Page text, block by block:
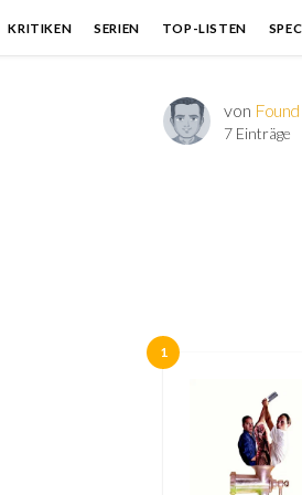
KRITIKEN SERIEN TOP-LISTEN
von
7 Einträge
1